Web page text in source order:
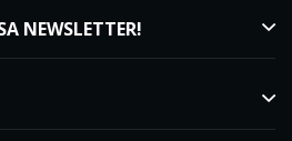
NEWSLETTER!